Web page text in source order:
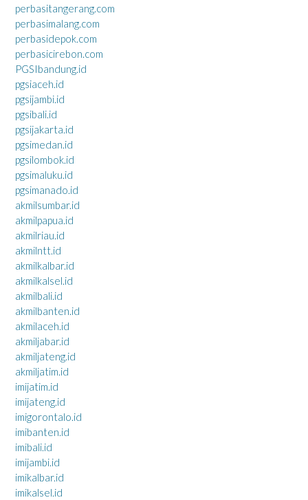
perbasitangerang.com
perbasimalang.com
perbasidepok.com
perbasicirebon.com
PGSIbandung.id
pgsiaceh.id
pgsijambi.id
pgsibali.id
pgsijakarta.id
pgsimedan.id
pgsilombok.id
pgsimaluku.id
pgsimanado.id
akmilsumbar.id
akmilpapua.id
akmilriau.id
akmilntt.id
akmilkalbar.id
akmilkalsel.id
akmilbali.id
akmilbanten.id
akmilaceh.id
akmiljabar.id
akmiljateng.id
akmiljatim.id
imijatim.id
imijateng.id
imigorontalo.id
imibanten.id
imibali.id
imijambi.id
imikalbar.id
imikalsel.id